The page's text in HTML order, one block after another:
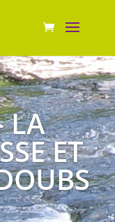
LA
ET